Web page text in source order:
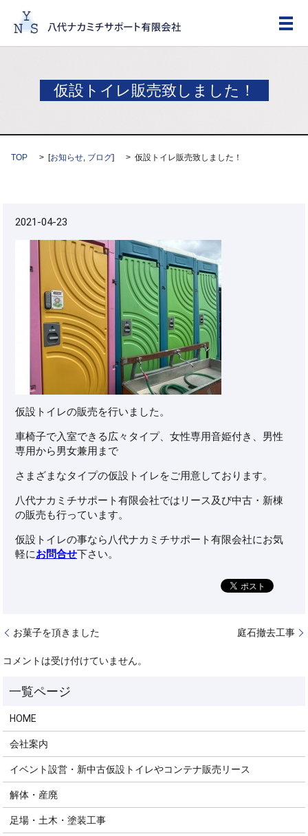
メ
仮設トイレ販売致しました！
TOP [お知らせ, ブログ] 仮設トイレ販売致しました！
2021-04-23
仮設トイレの販売を行いました。
車椅子で入室できる広々タイプ、女性専用音姫付き、男性
専用から男女兼用まで
さまざまなタイプの仮設トイレをご用意しております。
八代ナカミチサポート有限会社ではリース及び中古・新棟
の販売も行っています。
仮設トイレの事なら八代ナカミチサポート有限会社にお気
軽にお問合せ下さい。
お菓子を頂きました 庭石撤去工事
コメントは受け付けていません。
HOME
会社案内
イベント設営・新中古仮設トイレやコンテナ販売リース
解体・産廃
足場・土木・塗装工事